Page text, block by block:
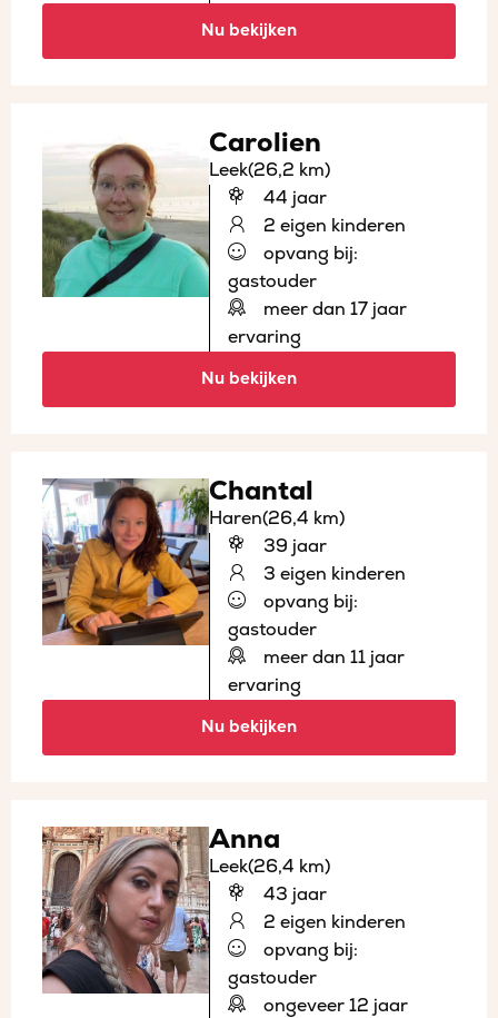
Nu bekijken
Carolien
Leek(26,2 km)
44 jaar
2 eigen kinderen
opvang bij:
gastouder
meer dan 17 jaar
ervaring
Nu bekijken
Chantal
Haren(26,4 km)
39 jaar
3 eigen kinderen
opvang bij:
gastouder
meer dan 11 jaar
ervaring
Nu bekijken
Anna
Leek(26,4 km)
43 jaar
2 eigen kinderen
opvang bij:
gastouder
ongeveer 12 jaar